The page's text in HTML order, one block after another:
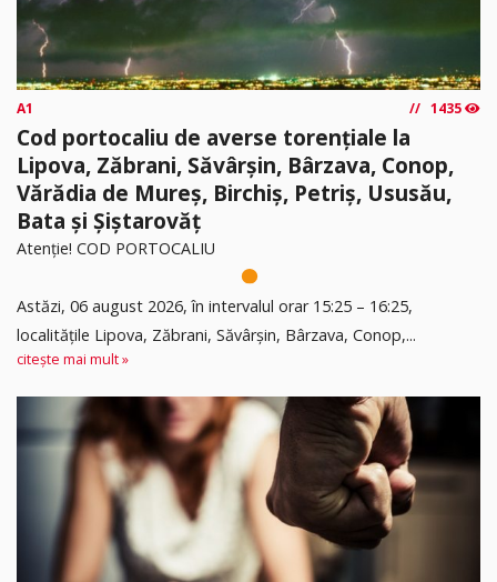
A1 1435
Cod portocaliu de averse torențiale la
Lipova, Zăbrani, Săvârșin, Bârzava, Conop,
Vărădia de Mureș, Birchiș, Petriș, Ususău,
Bata și Șiștarovăț
Atenție! COD PORTOCALIU
Astăzi, 06 august 2026, în intervalul orar 15:25 – 16:25,
localitățile Lipova, Zăbrani, Săvârșin, Bârzava, Conop,...
citește mai mult »